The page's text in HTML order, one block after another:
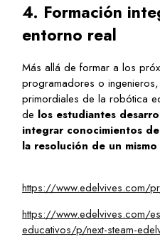
4. Formación
entorno real
Más allá de formar a los
programadores o
primordiales de la robótica
de los estudiantes
integrar conocimientos
la resolución de un
https://www.edelvives.com/
https://www.edelvives.com/
educativos/p/next-steam-